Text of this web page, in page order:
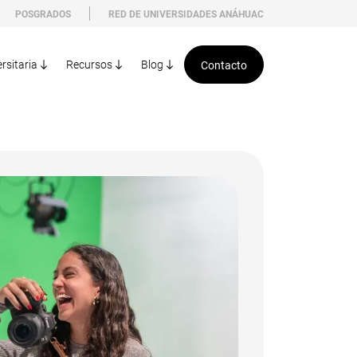
POSGRADOS RED DE UNIVERSIDADES ANÁHUAC
Recursos Blog Contacto